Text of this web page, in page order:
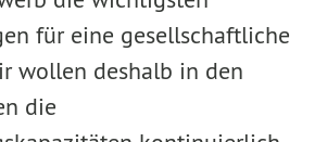
für eine gesellschaftliche
wollen deshalb in den
die